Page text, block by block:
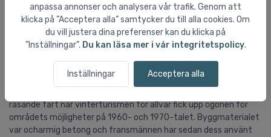
anpassa annonser och analysera vår trafik. Genom att
klicka på ”Acceptera alla” samtycker du till alla cookies. Om
du vill justera dina preferenser kan du klicka på
”Inställningar”. Du kan läsa mer i vår integritetspolicy.
Inställningar Acceptera alla
mätta en hungrig skidåkare. Riktigt många svenskar bor i Tignes i
2000 m höjd och har således direkt tillgång till områdets bästa
skidåkning vid foten av glaciären Grand Motte som dessutom är
öppet för skidåkning året runt. Men tyvärr stängd under vårt
Tignes stad tål dock inte att jämföras med Val d'Isere, eftersom
rasande fart när vinterturismen för allvar fick upp ögonen för
områdets möjligheter på 1960- och 1970-talet. Byggmaterialet
var ocharmig betong och fransmännen har sedan dess använt